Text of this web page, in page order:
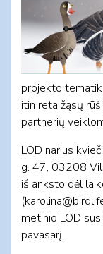
projekto
itin reta žąsų
partnerių
LOD narius
g. 47, 03208
iš anksto dėl
(
metinio LOD
pavasarį.